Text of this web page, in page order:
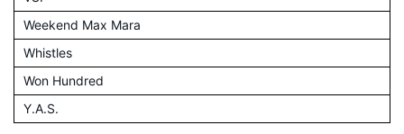
Weekend Max Mara
Whistles
Won Hundred
Y.A.S.